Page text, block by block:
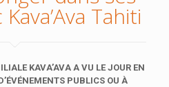
Tahiti
KAVA’AVA A VU LE JOUR EN
PUBLICS OU À